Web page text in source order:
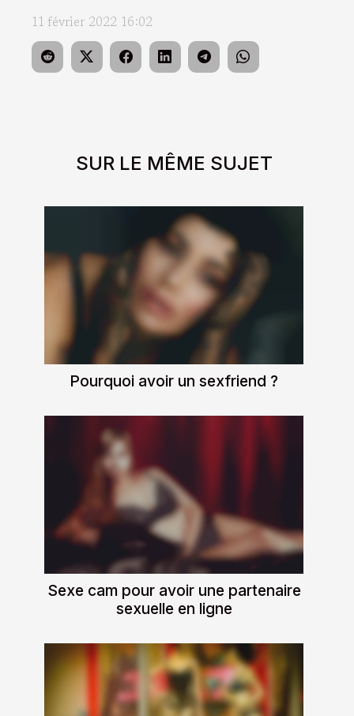
SUR LE MÊME SUJET
Pourquoi avoir un sexfriend ?
Sexe cam pour avoir une partenaire
sexuelle en ligne
11 février 2022 16:02